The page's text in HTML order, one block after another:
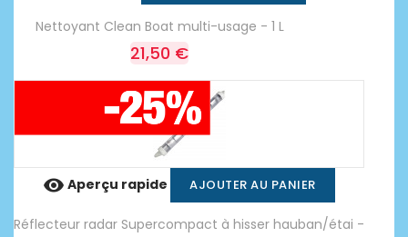
Nettoyant Clean Boat multi-usage - 1 L
21,50 €
 Aperçu rapide AJOUTER AU PANIER
Réflecteur radar Supercompact à hisser hauban/étai -